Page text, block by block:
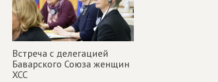
Встреча с делегацией
Баварского Союза женщин
ХСС